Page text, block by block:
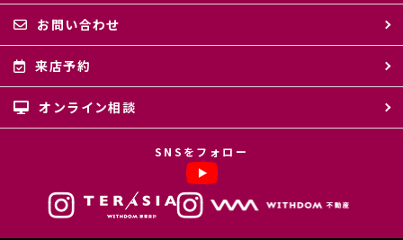
研究開発
(4) ウェブサイトシステム管理会社（以下「サイト管理会社」といいま
す。）への提供。
なお、当社は、サイト管理会社が提供するサービス改善に必要な範囲
いて管理されることとなります。
サイト管理会社は、そのサービスの改善・向上を目指すことに加え、メ
ールマガジンなどによる情報提供、お客様による購買の分析をして、当
社の事業運営を改善するために、個人データ（お客様が指定された他の
方の宛先情報を除く）を利用します。
お問い合わせ
来店予約
オンライン相談
SNSをフォロー